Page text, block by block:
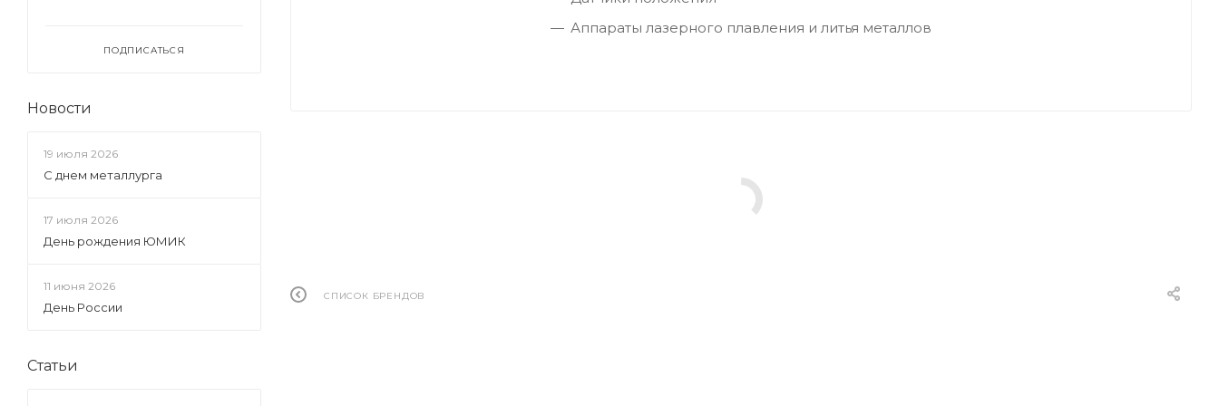
Аппараты лазерного плавления и литья металлов
СПИСОК БРЕНДОВ
ПОДПИСАТЬСЯ
Новости
19 июля 2026
С днем металлурга
17 июля 2026
День рождения ЮМИК
11 июня 2026
День России
Статьи